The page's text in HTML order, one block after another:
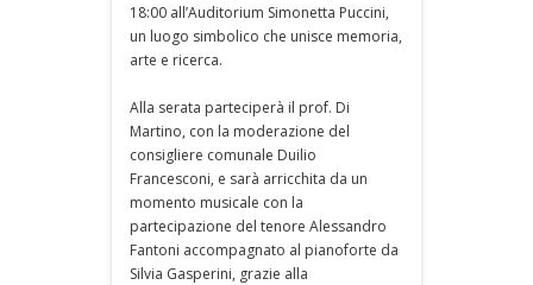
18:00 all’Auditorium Simonetta Puccini,
un luogo simbolico che unisce memoria,
arte e ricerca.
Alla serata parteciperà il prof. Di
Martino, con la moderazione del
consigliere comunale Duilio
Francesconi, e sarà arricchita da un
momento musicale con la
partecipazione del tenore Alessandro
Fantoni accompagnato al pianoforte da
Silvia Gasperini, grazie alla